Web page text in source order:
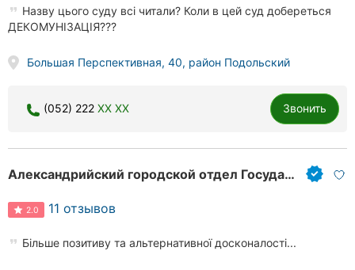
Назву цього суду всі читали? Коли в цей суд добереться
ДЕКОМУНІЗАЦІЯ???
Большая Перспективная, 40, район Подольский
(052) 222 XX XX Звонить
Александрийский городской отдел Государственной миграционной службы Украины, иммиграционная служба
2.0 11 отзывов
Більше позитиву та альтернативної досконалості...